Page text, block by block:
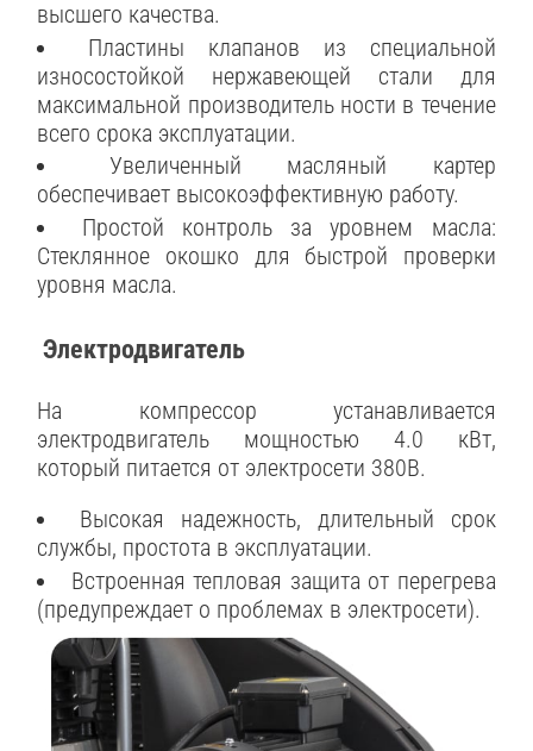
высшего качества.
Пластины клапанов из специальной
износостойкой нержавеющей стали для
максимальной производитель ности в течение
всего срока эксплуатации.
Увеличенный масляный картер
обеспечивает высокоэффективную работу.
Простой контроль за уровнем масла:
Стеклянное окошко для быстрой проверки
уровня масла.
Электродвигатель
На компрессор устанавливается
электродвигатель мощностью 4.0 кВт,
который питается от электросети 380В.
Высокая надежность, длительный срок
службы, простота в эксплуатации.
Встроенная тепловая защита от перегрева
(предупреждает о проблемах в электросети).